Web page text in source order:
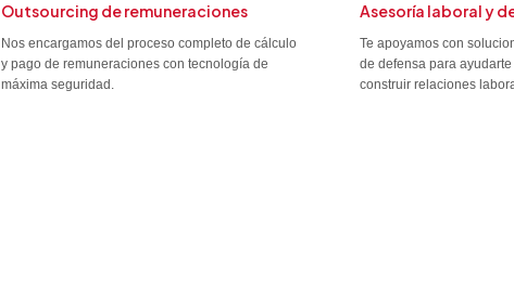
Outsourcing de remuneraciones
Nos encargamos del proceso completo de cálculo
y pago de remuneraciones con tecnología de
máxima seguridad.
Asesoría laboral y
Te apoyamos con
de defensa para
construir relaciones